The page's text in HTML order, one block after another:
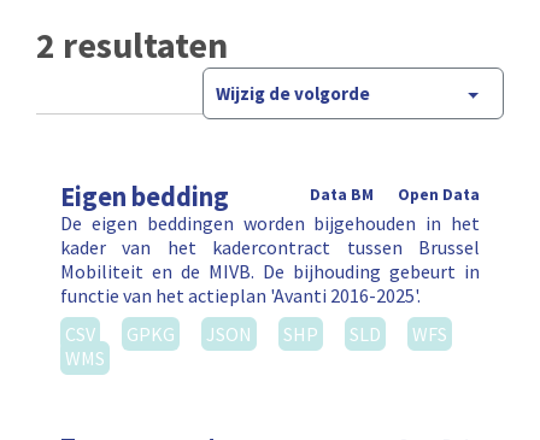
2 resultaten
Wijzig de volgorde
Eigen bedding Open Data
Data BM
De eigen beddingen worden bijgehouden in het
kader van het kadercontract tussen Brussel
Mobiliteit en de MIVB. De bijhouding gebeurt in
functie van het actieplan 'Avanti 2016-2025'.
CSV
GPKG JSON SHP SLD
WFS
WMS